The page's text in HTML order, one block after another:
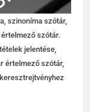
szinoníma szótár,
szótár.
jelentése,
értelmező szótár,